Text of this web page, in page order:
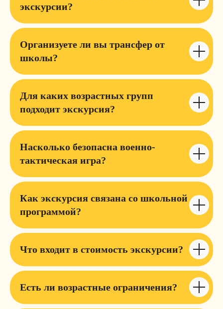
экскурсии?
Организуете ли вы трансфер от
школы?
Для каких возрастных групп
подходит экскурсия?
Насколько безопасна военно-
тактическая игра?
Как экскурсия связана со школьной
программой?
Что входит в стоимость экскурсии?
Есть ли возрастные ограничения?